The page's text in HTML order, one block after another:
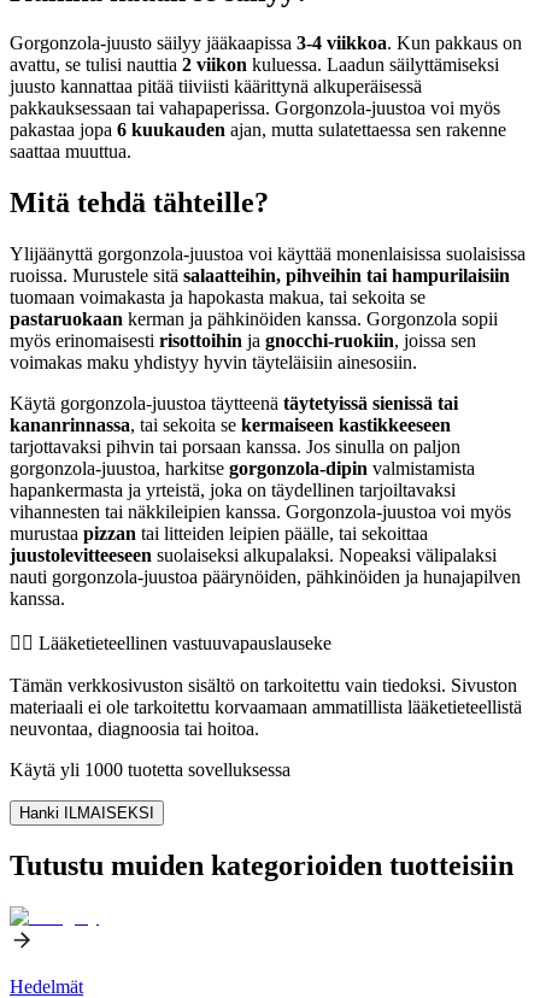
Gorgonzola-juusto säilyy jääkaapissa 3-4 viikkoa. Kun pakkaus on
avattu, se tulisi nauttia 2 viikon kuluessa. Laadun säilyttämiseksi
juusto kannattaa pitää tiiviisti käärittynä alkuperäisessä
pakkauksessaan tai vahapaperissa. Gorgonzola-juustoa voi myös
pakastaa jopa 6 kuukauden ajan, mutta sulatettaessa sen rakenne
saattaa muuttua.
Mitä tehdä tähteille?
Ylijäänyttä gorgonzola-juustoa voi käyttää monenlaisissa suolaisissa
ruoissa. Murustele sitä salaatteihin, pihveihin tai hampurilaisiin
tuomaan voimakasta ja hapokasta makua, tai sekoita se
pastaruokaan kerman ja pähkinöiden kanssa. Gorgonzola sopii
myös erinomaisesti risottoihin ja gnocchi-ruokiin, joissa sen
voimakas maku yhdistyy hyvin täyteläisiin ainesosiin.
Käytä gorgonzola-juustoa täytteenä täytetyissä sienissä tai
kananrinnassa, tai sekoita se kermaiseen kastikkeeseen
tarjottavaksi pihvin tai porsaan kanssa. Jos sinulla on paljon
gorgonzola-juustoa, harkitse gorgonzola-dipin valmistamista
hapankermasta ja yrteistä, joka on täydellinen tarjoiltavaksi
vihannesten tai näkkileipien kanssa. Gorgonzola-juustoa voi myös
murustaa pizzan tai litteiden leipien päälle, tai sekoittaa
juustolevitteeseen suolaiseksi alkupalaksi. Nopeaksi välipalaksi
nauti gorgonzola-juustoa päärynöiden, pähkinöiden ja hunajapilven
kanssa.
👨‍⚕️️ Lääketieteellinen vastuuvapauslauseke
Tämän verkkosivuston sisältö on tarkoitettu vain tiedoksi. Sivuston
materiaali ei ole tarkoitettu korvaamaan ammatillista lääketieteellistä
neuvontaa, diagnoosia tai hoitoa.
Käytä yli 1000 tuotetta sovelluksessa
Hanki ILMAISEKSI
Tutustu muiden kategorioiden tuotteisiin
Hedelmät